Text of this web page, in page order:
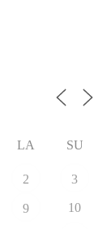
LA SU
2 3
9 10